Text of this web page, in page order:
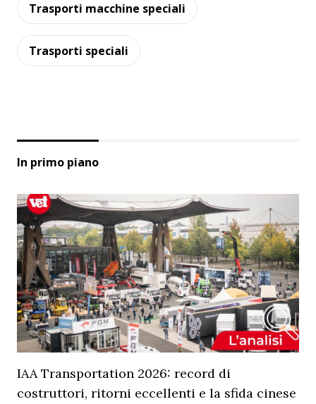
Trasporti macchine speciali
Trasporti speciali
In primo piano
IAA Transportation 2026: record di
costruttori, ritorni eccellenti e la sfida cinese